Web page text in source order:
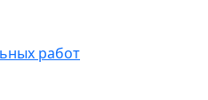
работ